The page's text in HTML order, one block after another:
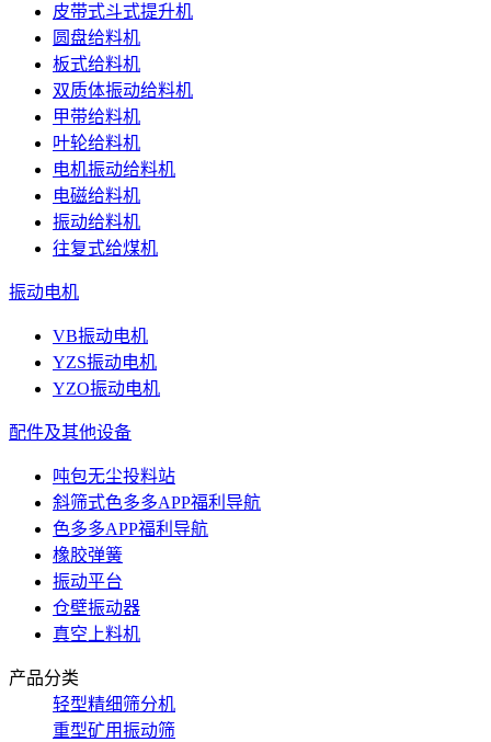
皮带式斗式提升机
圆盘给料机
板式给料机
双质体振动给料机
甲带给料机
叶轮给料机
电机振动给料机
电磁给料机
振动给料机
往复式给煤机
振动电机
VB振动电机
YZS振动电机
YZO振动电机
配件及其他设备
吨包无尘投料站
斜筛式色多多APP福利导航
色多多APP福利导航
橡胶弹簧
振动平台
仓壁振动器
真空上料机
产品分类
轻型精细筛分机
重型矿用振动筛